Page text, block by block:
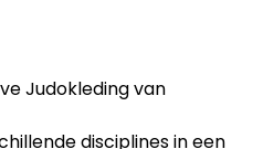
Judokleding van
disciplines in een